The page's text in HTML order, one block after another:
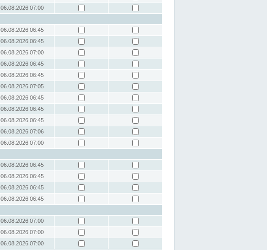
06.08.2026 07:00
06.08.2026 06:45
06.08.2026 06:45
06.08.2026 07:00
06.08.2026 06:45
06.08.2026 06:45
06.08.2026 07:05
06.08.2026 06:45
06.08.2026 06:45
06.08.2026 06:45
06.08.2026 07:06
06.08.2026 07:00
06.08.2026 06:45
06.08.2026 06:45
06.08.2026 06:45
06.08.2026 06:45
06.08.2026 07:00
06.08.2026 07:00
06.08.2026 07:00